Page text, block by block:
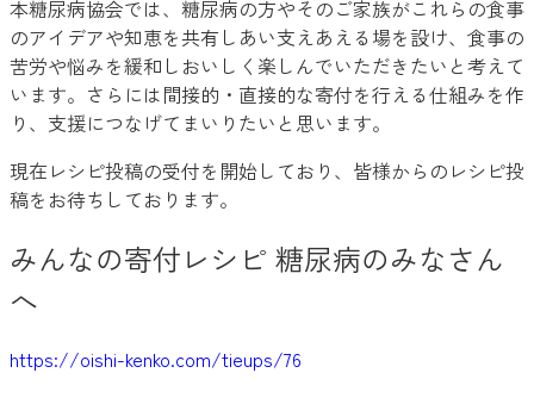
本糖尿病協会では、糖尿病の方やそのご家族がこれらの食事
のアイデアや知恵を共有しあい支えあえる場を設け、食事の
苦労や悩みを緩和しおいしく楽しんでいただきたいと考えて
います。さらには間接的・直接的な寄付を行える仕組みを作
り、支援につなげてまいりたいと思います。
現在レシピ投稿の受付を開始しており、皆様からのレシピ投
稿をお待ちしております。
みんなの寄付レシピ 糖尿病のみなさん
へ
https://oishi-kenko.com/tieups/76